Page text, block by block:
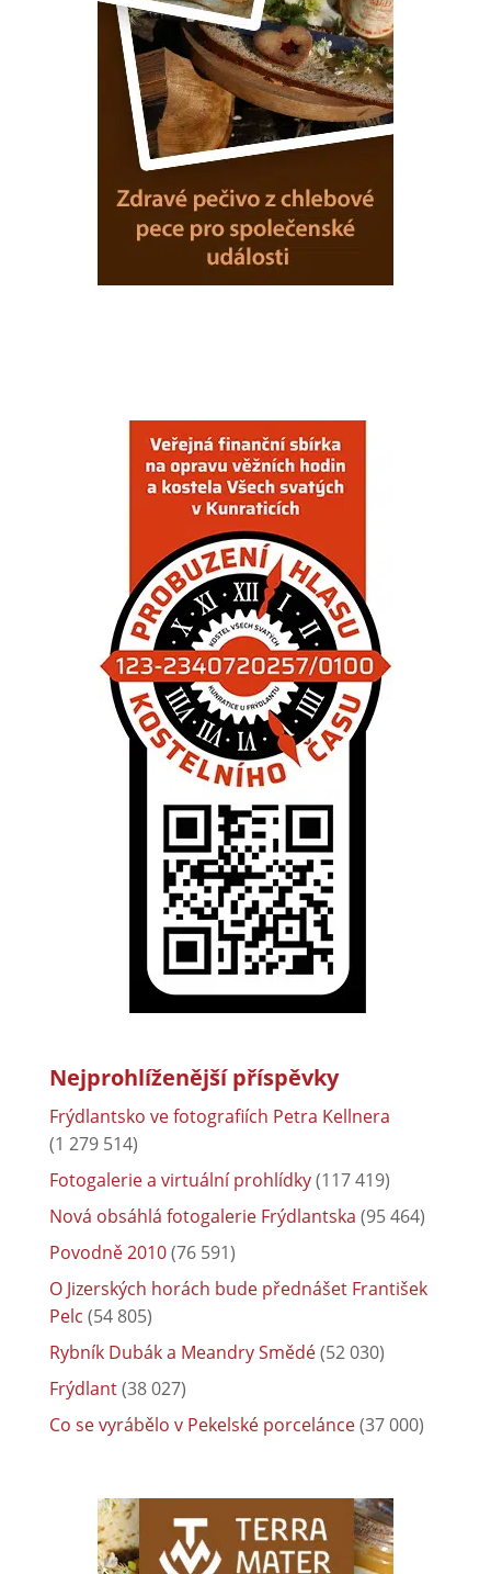
Nejprohlíženější příspěvky
Frýdlantsko ve fotografiích Petra Kellnera
(1 279 514)
Fotogalerie a virtuální prohlídky(117 419)
Nová obsáhlá fotogalerie Frýdlantska (95 464)
Povodně 2010(76 591)
O Jizerských horách bude přednášet František
Pelc (54 805)
Rybník Dubák a Meandry Smědé(52 030)
Frýdlant(38 027)
Co se vyrábělo v Pekelské porcelánce(37 000)